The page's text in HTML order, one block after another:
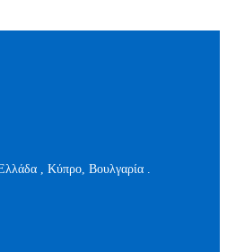
, Kύπρο, Βουλγαρία .